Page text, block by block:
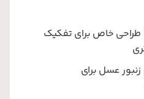
خاص برای تفکیک
عسل برای